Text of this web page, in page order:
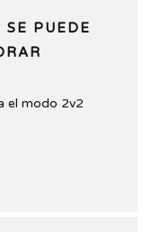
SE PUEDE
el modo 2v2